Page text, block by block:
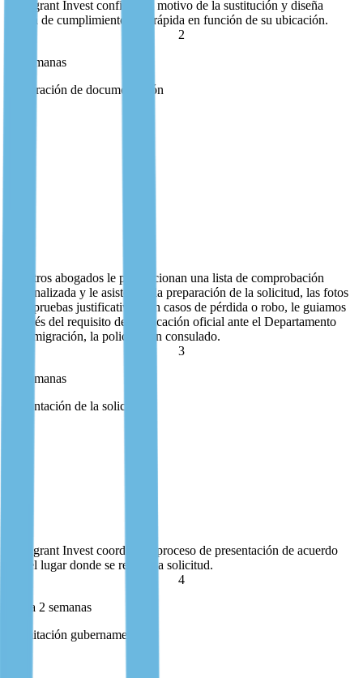
Immigrant Invest confirma el motivo de la sustitución y diseña
la ruta de cumplimiento más rápida en función de su ubicación.
2
1+ semanas
Preparación de documentación
Nuestros abogados le proporcionan una lista de comprobación
personalizada y le asisten en la preparación de la solicitud, las fotos
y las pruebas justificativas. En casos de pérdida o robo, le guiamos
a través del requisito de notificación oficial ante el Departamento
de Inmigración, la policía o un consulado.
3
1+ semanas
Presentación de la solicitud
Immigrant Invest coordina el proceso de presentación de acuerdo
con el lugar donde se realice la solicitud.
4
Hasta 2 semanas
Tramitación gubernamental